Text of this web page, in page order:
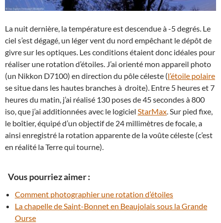
La nuit dernière, la température est descendue à -5 degrés. Le
ciel s’est dégagé, un léger vent du nord empêchant le dépôt de
givre sur les optiques. Les conditions étaient donc idéales pour
réaliser une rotation d’étoiles. J’ai orienté mon appareil photo
(un Nikkon D7100) en direction du pôle céleste (l’étoile polaire
se situe dans les hautes branches à droite). Entre 5 heures et 7
heures du matin, j’ai réalisé 130 poses de 45 secondes à 800
iso, que j’ai additionnées avec le logiciel StarMax . Sur pied fixe,
le boîtier, équipé d’un objectif de 24 millimètres de focale, a
ainsi enregistré la rotation apparente de la voûte céleste (c’est
en réalité la Terre qui tourne).
Vous pourriez aimer :
Comment photographier une rotation d’étoiles
La chapelle de Saint-Bonnet en Beaujolais sous la Grande
Ourse